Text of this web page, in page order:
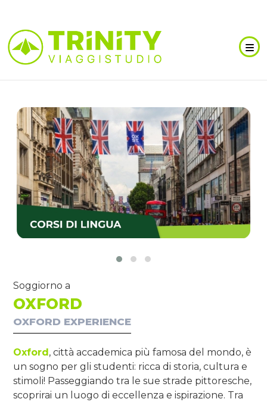
Soggiorno a
OXFORD
OXFORD EXPERIENCE
Oxford , città accademica più famosa del mondo, è
un sogno per gli studenti: ricca di storia, cultura e
stimoli! Passeggiando tra le sue strade pittoresche,
scoprirai un luogo di eccellenza e ispirazione. Tra